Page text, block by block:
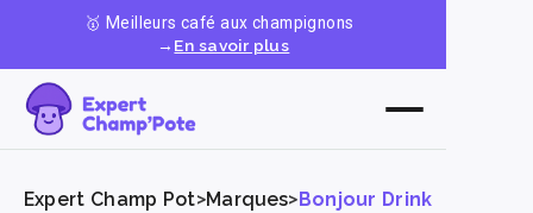
🥇 Meilleurs café aux champignons
→ En savoir plus
Expert Champ Pot>Marques> Bonjour Drink